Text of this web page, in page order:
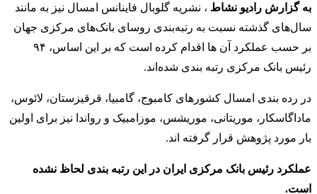
به گزارش رادیو نشاط ، نشریه گلوبال فاینانس امسال نیز به مانند
سال‌های گذشته نسبت به رتبه‌بندی روسای بانک‌های مرکزی جهان
بر حسب عملکرد آن ها اقدام کرده است که بر این اساس، ۹۴
رئیس بانک مرکزی رتبه بندی شده‌اند.
در رده بندی امسال کشورهای کامبوج، گامبیا، قرقیزستان، لائوس،
ماداگاسکار، موریتانی، موریشس، موزامبیک و رواندا نیز برای اولین
بار مورد پژوهش قرار گرفته اند.
عملکرد رئیس بانک مرکزی ایران در این رتبه بندی لحاظ نشده
است.